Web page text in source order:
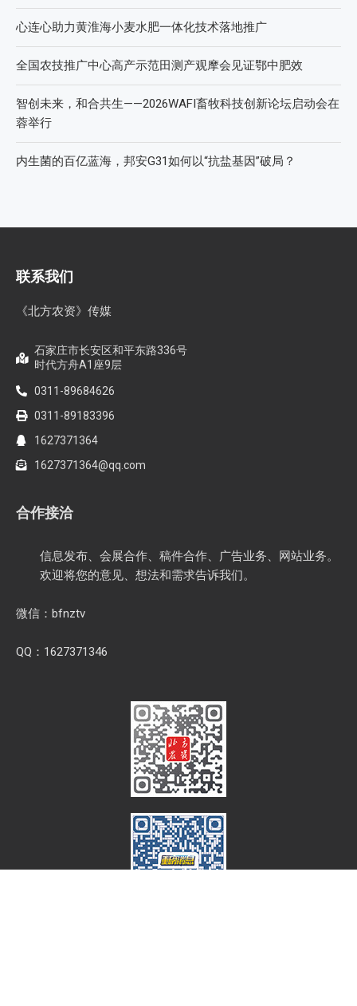
心连心助力黄淮海小麦水肥一体化技术落地推广
全国农技推广中心高产示范田测产观摩会见证鄂中肥效
智创未来，和合共生——2026WAFI畜牧科技创新论坛启动会在
蓉举行
内生菌的百亿蓝海，邦安G31如何以“抗盐基因”破局？
联系我们
《北方农资》传媒
石家庄市长安区和平东路336号
时代方舟A1座9层
0311-89684626
0311-89183396
1627371364
1627371364@qq.com
合作接洽
信息发布、会展合作、稿件合作、广告业务、网站业务。
欢迎将您的意见、想法和需求告诉我们。
微信：bfnztv
QQ：1627371346